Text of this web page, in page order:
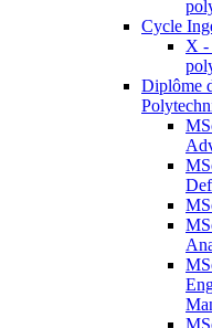
Cycle
X -
Diplôme